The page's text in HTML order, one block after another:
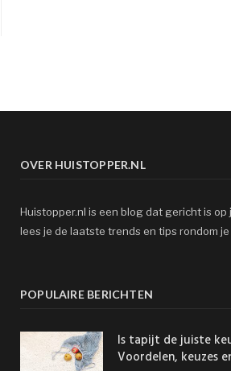
OVER HUISTOPPER.NL
Huistopper.nl is een blog dat gericht is op
lees je de laatste trends en tips rondom je
POPULAIRE BERICHTEN
Is tapijt de juiste
Voordelen, keuzes